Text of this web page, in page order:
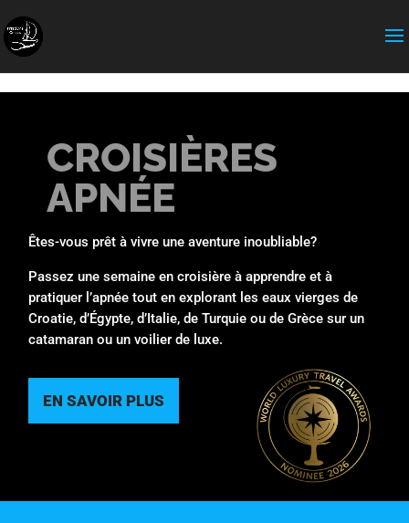
CROISIÈRES
APNÉE
Êtes-vous prêt à vivre une aventure inoubliable?
Passez une semaine en croisière à apprendre et à
pratiquer l’apnée tout en explorant les eaux vierges de
Croatie, d’Égypte, d’Italie, de Turquie ou de Grèce sur un
catamaran ou un voilier de luxe.
EN SAVOIR PLUS